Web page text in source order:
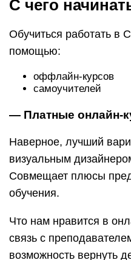
С чего
Обучиться работать в
помощью:
оффлайн-курсов
самоучителей
— Платные онлайн-
Наверное, лучший
визуальным
Совмещает плюсы
обучения.
Что нам нравится в
связь с
возможность вернуть